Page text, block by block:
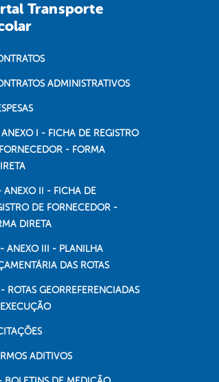
Transporte
ADMINISTRATIVOS
I - FICHA DE REGISTRO
- FORMA
ANEXO II - FICHA DE
DE FORNECEDOR -
DIRETA
ANEXO III - PLANILHA
DAS ROTAS
ROTAS GEORREFERENCIADAS
ADITIVOS